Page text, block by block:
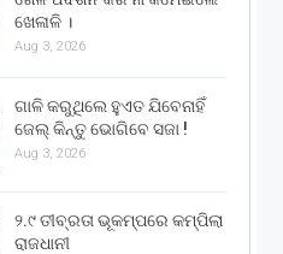
ଖେଳାଳି ।
Aug 3, 2026
ଗାଳି କରୁଥିଲେ ହୁଏତ ଯିବେନାହିଁ
ଜେଲ୍ କିନ୍ତୁ ଭୋଗିବେ ସଜା !
Aug 3, 2026
୨.୯ ତୀବ୍ରତା ଭୂକମ୍ପରେ କମ୍ପିଲା
ରାଜଧାନୀ